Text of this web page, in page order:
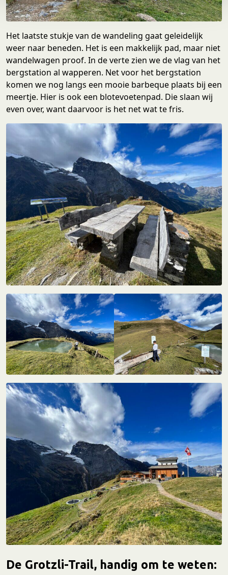
e
Het laatste stukje van de wandeling gaat geleidelijk
weer naar beneden. Het is een makkelijk pad, maar niet
wandelwagen proof. In de verte zien we de vlag van het
bergstation al wapperen. Net voor het bergstation
komen we nog langs een mooie barbeque plaats bij een
meertje. Hier is ook een blotevoetenpad. Die slaan wij
even over, want daarvoor is het net wat te fris.
De Grotzli-Trail, handig om te weten: